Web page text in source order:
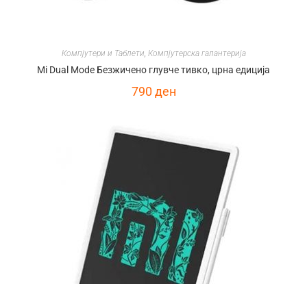
Компјутери и Таблети Компјутерска галантерија
Mi Dual Mode Безжичено глувче тивко, црна едиција
790ден